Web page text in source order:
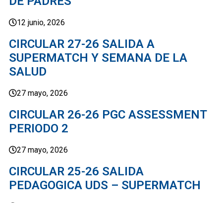
12 junio, 2026
CIRCULAR 27-26 SALIDA A
SUPERMATCH Y SEMANA DE LA
SALUD
27 mayo, 2026
CIRCULAR 26-26 PGC ASSESSMENT
PERIODO 2
27 mayo, 2026
CIRCULAR 25-26 SALIDA
PEDAGOGICA UDS – SUPERMATCH